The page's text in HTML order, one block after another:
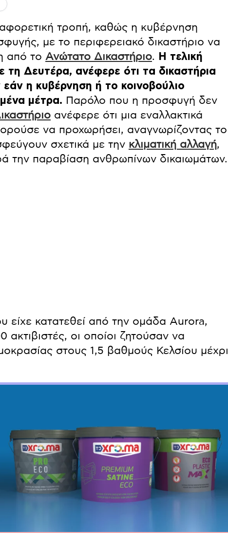
τροπή, καθώς η κυβέρνηση
με το περιφερειακό δικαστήριο να
από το Ανώτατο Δικαστήριο.
Η τελική
τη Δευτέρα, ανέφερε ότι τα δικαστήρια
η κυβέρνηση ή το κοινοβούλιο
μέτρα. Παρόλο που η προσφυγή δεν
ανέφερε ότι μια εναλλακτικά
να προχωρήσει, αναγνωρίζοντας το
σχετικά με την κλιματική αλλαγή,
την παραβίαση ανθρωπίνων δικαιωμάτων.
είχε κατατεθεί από την ομάδα Aurora,
οι οποίοι ζητούσαν να
στους 1,5 βαθμούς Κελσίου μέχρι